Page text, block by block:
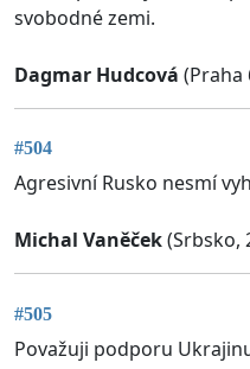
svobodné zemi.
Dagmar Hudcová (Praha
#504
Agresivní Rusko nesmí
Michal Vaněček(Srbsko,
#505
Považuji podporu